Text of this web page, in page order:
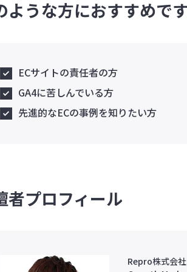
ような方におすすめで
ECサイトの責任者の方
GA4に苦しんでいる方
先進的なECの事例を知りたい方
者プロフィール
Repro株式会社